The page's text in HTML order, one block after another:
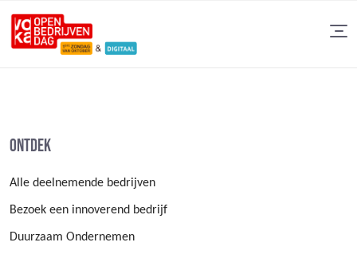
Ontdek
Alle deelnemende bedrijven
Bezoek een innoverend bedrijf
Duurzaam Ondernemen